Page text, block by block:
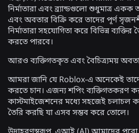
নির্মাতারা এবং ব্র্যান্ডগুলো শুধুমাত্র
এবং অবতার বিক্রি করে তাদের পূর্ণ
নির্মাতারা সহযোগিতা করে বিভিন্ন
করতে পারবে।
আরও ব্যক্তিগতকৃত এবং বৈচিত্র্যময়
আমরা জানি যে Roblox-এ অনেকেই
করতে চান। এজন্য শপিং ব্যক্তিগতকরণ
কাস্টমাইজেশনের মধ্যে সহজেই
তৈরি করছি যা এসব সম্ভব করে তোলে।